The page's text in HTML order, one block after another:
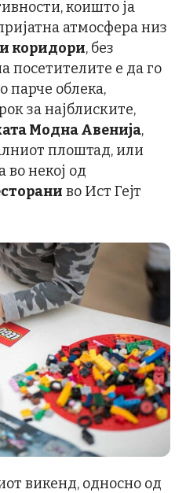
коишто ја
атмосфера низ
коридори, без
посетителите е да го
парче облека,
за најблиските,
Модна Авенија,
плоштад, или
во некој од
во Ист Гејт
викенд, односно од